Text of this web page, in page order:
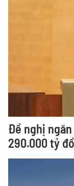
Đề nghị
290.000 tỷ